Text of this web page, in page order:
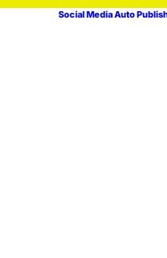
Social Media Auto